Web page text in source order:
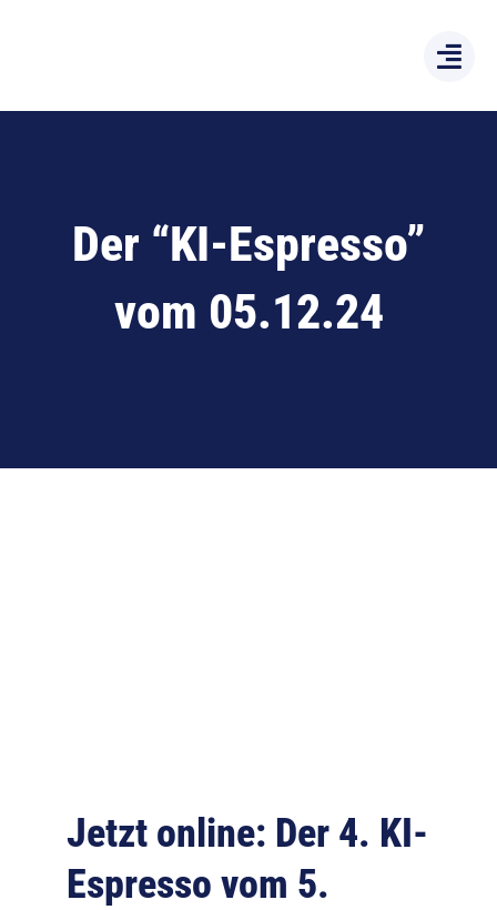
Der “KI-Espresso”
vom 05.12.24
Jetzt online: Der 4. KI-
Espresso vom 5.